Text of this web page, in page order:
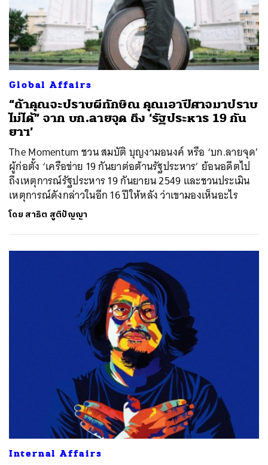
Global Affairs
“ถ้าคุณจะปราบผีทักษิณ คุณเอาปีศาจมาปราบ
ไม่ได้” จาก บก.ลายจุด ถึง ‘รัฐประหาร 19 กัน
ยาฯ’
The Momentum ชวน สมบัติ บุญงามอนงค์ หรือ ‘บก.ลายจุด’
ผู้ก่อตั้ง ‘เครือข่าย 19 กันยาต่อต้านรัฐประหาร’ ย้อนอดีตไป
ถึงเหตุการณ์รัฐประหาร 19 กันยายน 2549 และชวนประเมิน
เหตุการณ์ดังกล่าวในอีก 16 ปีให้หลัง ว่าเขามองเห็นอะไร
โดย สาธิต สูติปัญญา
Internal Affairs
SHARE TWEET